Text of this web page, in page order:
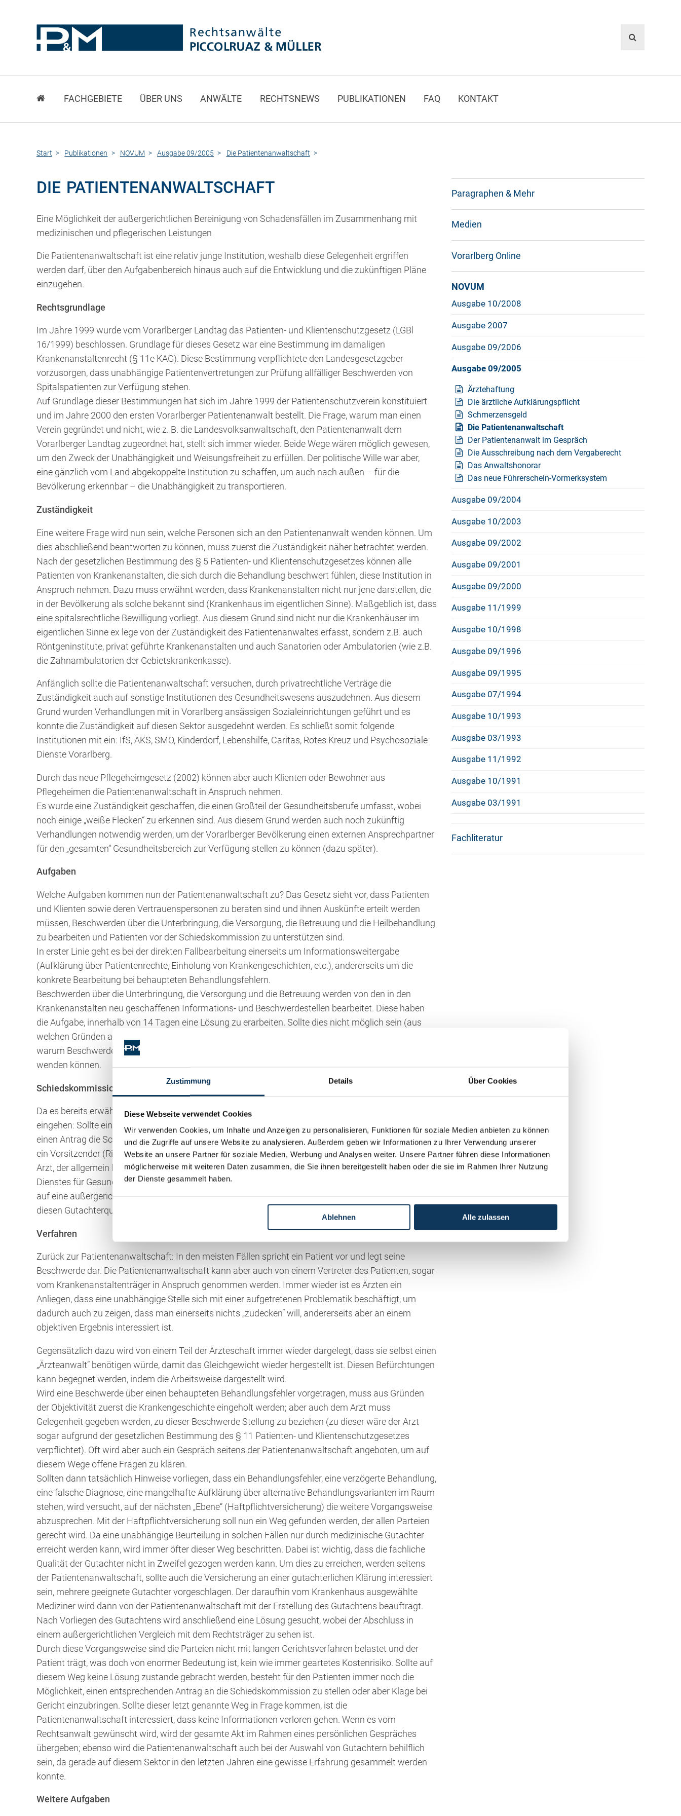
Zustimmung Details Über Cookies
Diese Webseite verwendet Cookies
Wir verwenden Cookies, um Inhalte und Anzeigen zu personalisieren, Funktionen für soziale Medien anbieten zu können
und die Zugriffe auf unsere Website zu analysieren. Außerdem geben wir Informationen zu Ihrer Verwendung unserer
Website an unsere Partner für soziale Medien, Werbung und Analysen weiter. Unsere Partner führen diese Informationen
möglicherweise mit weiteren Daten zusammen, die Sie ihnen bereitgestellt haben oder die sie im Rahmen Ihrer Nutzung
der Dienste gesammelt haben.
Ablehnen Alle zulassen
FACHGEBIETE ÜBER UNS ANWÄLTE RECHTSNEWS PUBLIKATIONEN FAQ KONTAKT
Start Publikationen NOVUM Ausgabe 09/2005 Die Patientenanwaltschaft
DIE PATIENTENANWALTSCHAFT
Eine Möglichkeit der außergerichtlichen Bereinigung von Schadensfällen im Zusammenhang mit
medizinischen und pflegerischen Leistungen
Die Patientenanwaltschaft ist eine relativ junge Institution, weshalb diese Gelegenheit ergriffen
werden darf, über den Aufgabenbereich hinaus auch auf die Entwicklung und die zukünftigen Pläne
einzugehen.
Rechtsgrundlage
Im Jahre 1999 wurde vom Vorarlberger Landtag das Patienten- und Klientenschutzgesetz (LGBl
16/1999) beschlossen. Grundlage für dieses Gesetz war eine Bestimmung im damaligen
Krankenanstaltenrecht (§ 11e KAG). Diese Bestimmung verpflichtete den Landesgesetzgeber
vorzusorgen, dass unabhängige Patientenvertretungen zur Prüfung allfälliger Beschwerden von
Spitalspatienten zur Verfügung stehen.
Auf Grundlage dieser Bestimmungen hat sich im Jahre 1999 der Patientenschutzverein konstituiert
und im Jahre 2000 den ersten Vorarlberger Patientenanwalt bestellt. Die Frage, warum man einen
Verein gegründet und nicht, wie z. B. die Landesvolksanwaltschaft, den Patientenanwalt dem
Vorarlberger Landtag zugeordnet hat, stellt sich immer wieder. Beide Wege wären möglich gewesen,
um den Zweck der Unabhängigkeit und Weisungsfreiheit zu erfüllen. Der politische Wille war aber,
eine gänzlich vom Land abgekoppelte Institution zu schaffen, um auch nach außen – für die
Bevölkerung erkennbar – die Unabhängigkeit zu transportieren.
Zuständigkeit
Eine weitere Frage wird nun sein, welche Personen sich an den Patientenanwalt wenden können. Um
dies abschließend beantworten zu können, muss zuerst die Zuständigkeit näher betrachtet werden.
Nach der gesetzlichen Bestimmung des § 5 Patienten- und Klientenschutzgesetzes können alle
Patienten von Krankenanstalten, die sich durch die Behandlung beschwert fühlen, diese Institution in
Anspruch nehmen. Dazu muss erwähnt werden, dass Krankenanstalten nicht nur jene darstellen, die
in der Bevölkerung als solche bekannt sind (Krankenhaus im eigentlichen Sinne). Maßgeblich ist, dass
eine spitalsrechtliche Bewilligung vorliegt. Aus diesem Grund sind nicht nur die Krankenhäuser im
eigentlichen Sinne ex lege von der Zuständigkeit des Patientenanwaltes erfasst, sondern z.B. auch
Röntgeninstitute, privat geführte Krankenanstalten und auch Sanatorien oder Ambulatorien (wie z.B.
die Zahnambulatorien der Gebietskrankenkasse).
Anfänglich sollte die Patientenanwaltschaft versuchen, durch privatrechtliche Verträge die
Zuständigkeit auch auf sonstige Institutionen des Gesundheitswesens auszudehnen. Aus diesem
Grund wurden Verhandlungen mit in Vorarlberg ansässigen Sozialeinrichtungen geführt und es
konnte die Zuständigkeit auf diesen Sektor ausgedehnt werden. Es schließt somit folgende
Institutionen mit ein: IfS, AKS, SMO, Kinderdorf, Lebenshilfe, Caritas, Rotes Kreuz und Psychosoziale
Dienste Vorarlberg.
Durch das neue Pflegeheimgesetz (2002) können aber auch Klienten oder Bewohner aus
Pflegeheimen die Patientenanwaltschaft in Anspruch nehmen.
Es wurde eine Zuständigkeit geschaffen, die einen Großteil der Gesundheitsberufe umfasst, wobei
noch einige „weiße Flecken“ zu erkennen sind. Aus diesem Grund werden auch noch zukünftig
Verhandlungen notwendig werden, um der Vorarlberger Bevölkerung einen externen Ansprechpartner
für den „gesamten“ Gesundheitsbereich zur Verfügung stellen zu können (dazu später).
Aufgaben
Welche Aufgaben kommen nun der Patientenanwaltschaft zu? Das Gesetz sieht vor, dass Patienten
und Klienten sowie deren Vertrauenspersonen zu beraten sind und ihnen Auskünfte erteilt werden
müssen, Beschwerden über die Unterbringung, die Versorgung, die Betreuung und die Heilbehandlung
zu bearbeiten und Patienten vor der Schiedskommission zu unterstützen sind.
In erster Linie geht es bei der direkten Fallbearbeitung einerseits um Informationsweitergabe
(Aufklärung über Patientenrechte, Einholung von Krankengeschichten, etc.), andererseits um die
konkrete Bearbeitung bei behaupteten Behandlungsfehlern.
Beschwerden über die Unterbringung, die Versorgung und die Betreuung werden von den in den
Krankenanstalten neu geschaffenen Informations- und Beschwerdestellen bearbeitet. Diese haben
die Aufgabe, innerhalb von 14 Tagen eine Lösung zu erarbeiten. Sollte dies nicht möglich sein (aus
welchen Gründen auch immer), dann steht den Patienten das Recht zu, darüber informiert zu werden,
warum Beschwerden nicht erledigt worden sind und dass sie sich auch an den Patientenanwalt
wenden können.
Schiedskommission
Da es bereits erwähnt wurde, darf ich an dieser Stelle auch kurz auf die Schiedskommission
eingehen: Sollte eine Lösung über die Patientenanwaltschaft nicht möglich sein, kann der Patient über
einen Antrag die Schiedskommission mit seiner Angelegenheit betrauen. Der Kommission gehören
ein Vorsitzender (Richter) und zwei Beisitzer (ein zur selbstständigen Berufsausübung berechtigter
Arzt, der allgemein beeideter gerichtlicher Sachverständiger ist; ein Angehöriger des gehobenen
Dienstes für Gesundheits- und Krankenpflege) an. Die Schiedskommission hat bei Patientenschäden
auf eine außergerichtliche Einigung hinzuwirken und Lösungsvorschläge zu unterbreiten, wobei
diesen Gutachterqualität zukommt.
Verfahren
Zurück zur Patientenanwaltschaft: In den meisten Fällen spricht ein Patient vor und legt seine
Beschwerde dar. Die Patientenanwaltschaft kann aber auch von einem Vertreter des Patienten, sogar
vom Krankenanstaltenträger in Anspruch genommen werden. Immer wieder ist es Ärzten ein
Anliegen, dass eine unabhängige Stelle sich mit einer aufgetretenen Problematik beschäftigt, um
dadurch auch zu zeigen, dass man einerseits nichts „zudecken“ will, andererseits aber an einem
objektiven Ergebnis interessiert ist.
Gegensätzlich dazu wird von einem Teil der Ärzteschaft immer wieder dargelegt, dass sie selbst einen
„Ärzteanwalt“ benötigen würde, damit das Gleichgewicht wieder hergestellt ist. Diesen Befürchtungen
kann begegnet werden, indem die Arbeitsweise dargestellt wird.
Wird eine Beschwerde über einen behaupteten Behandlungsfehler vorgetragen, muss aus Gründen
der Objektivität zuerst die Krankengeschichte eingeholt werden; aber auch dem Arzt muss
Gelegenheit gegeben werden, zu dieser Beschwerde Stellung zu beziehen (zu dieser wäre der Arzt
sogar aufgrund der gesetzlichen Bestimmung des § 11 Patienten- und Klientenschutzgesetzes
verpflichtet). Oft wird aber auch ein Gespräch seitens der Patientenanwaltschaft angeboten, um auf
diesem Wege offene Fragen zu klären.
Sollten dann tatsächlich Hinweise vorliegen, dass ein Behandlungsfehler, eine verzögerte Behandlung,
eine falsche Diagnose, eine mangelhafte Aufklärung über alternative Behandlungsvarianten im Raum
stehen, wird versucht, auf der nächsten „Ebene“ (Haftpflichtversicherung) die weitere Vorgangsweise
abzusprechen. Mit der Haftpflichtversicherung soll nun ein Weg gefunden werden, der allen Parteien
gerecht wird. Da eine unabhängige Beurteilung in solchen Fällen nur durch medizinische Gutachter
erreicht werden kann, wird immer öfter dieser Weg beschritten. Dabei ist wichtig, dass die fachliche
Qualität der Gutachter nicht in Zweifel gezogen werden kann. Um dies zu erreichen, werden seitens
der Patientenanwaltschaft, sollte auch die Versicherung an einer gutachterlichen Klärung interessiert
sein, mehrere geeignete Gutachter vorgeschlagen. Der daraufhin vom Krankenhaus ausgewählte
Mediziner wird dann von der Patientenanwaltschaft mit der Erstellung des Gutachtens beauftragt.
Nach Vorliegen des Gutachtens wird anschließend eine Lösung gesucht, wobei der Abschluss in
einem außergerichtlichen Vergleich mit dem Rechtsträger zu sehen ist.
Durch diese Vorgangsweise sind die Parteien nicht mit langen Gerichtsverfahren belastet und der
Patient trägt, was doch von enormer Bedeutung ist, kein wie immer geartetes Kostenrisiko. Sollte auf
diesem Weg keine Lösung zustande gebracht werden, besteht für den Patienten immer noch die
Möglichkeit, einen entsprechenden Antrag an die Schiedskommission zu stellen oder aber Klage bei
Gericht einzubringen. Sollte dieser letzt genannte Weg in Frage kommen, ist die
Patientenanwaltschaft interessiert, dass keine Informationen verloren gehen. Wenn es vom
Rechtsanwalt gewünscht wird, wird der gesamte Akt im Rahmen eines persönlichen Gespräches
übergeben; ebenso wird die Patientenanwaltschaft auch bei der Auswahl von Gutachtern behilflich
sein, da gerade auf diesem Sektor in den letzten Jahren eine gewisse Erfahrung gesammelt werden
konnte.
Weitere Aufgaben
Paragraphen & Mehr
Medien
Vorarlberg Online
NOVUM
Ausgabe 10/2008
Ausgabe 2007
Ausgabe 09/2006
Ausgabe 09/2005
Ärztehaftung
Die ärztliche Aufklärungspflicht
Schmerzensgeld
Die Patientenanwaltschaft
Der Patientenanwalt im Gespräch
Die Ausschreibung nach dem Vergaberecht
Das Anwaltshonorar
Das neue Führerschein-Vormerksystem
Ausgabe 09/2004
Ausgabe 10/2003
Ausgabe 09/2002
Ausgabe 09/2001
Ausgabe 09/2000
Ausgabe 11/1999
Ausgabe 10/1998
Ausgabe 09/1996
Ausgabe 09/1995
Ausgabe 07/1994
Ausgabe 10/1993
Ausgabe 03/1993
Ausgabe 11/1992
Ausgabe 10/1991
Ausgabe 03/1991
Fachliteratur